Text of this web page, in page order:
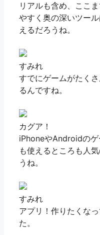
リアルも含め、ここ
やすく奥の深いツー
えるだろうね。
すみれ
すでにゲームがたく
るんですね。
カグア！
iPhoneやAndroidのゲ
も使えるところも人
うね。
すみれ
アプリ！作りたくな
た。